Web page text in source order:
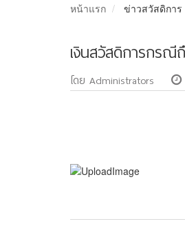
หน้าแรก ข่าวสวัสดิการ
เงินสวัสดิการกรณี
โดย Administrators